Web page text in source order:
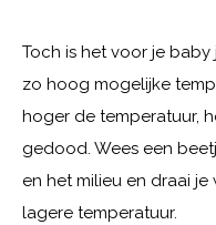
Toch is het voor je
zo hoog mogelijke
hoger de temperatuur,
gedood. Wees een
en het milieu en draai
lagere temperatuur.